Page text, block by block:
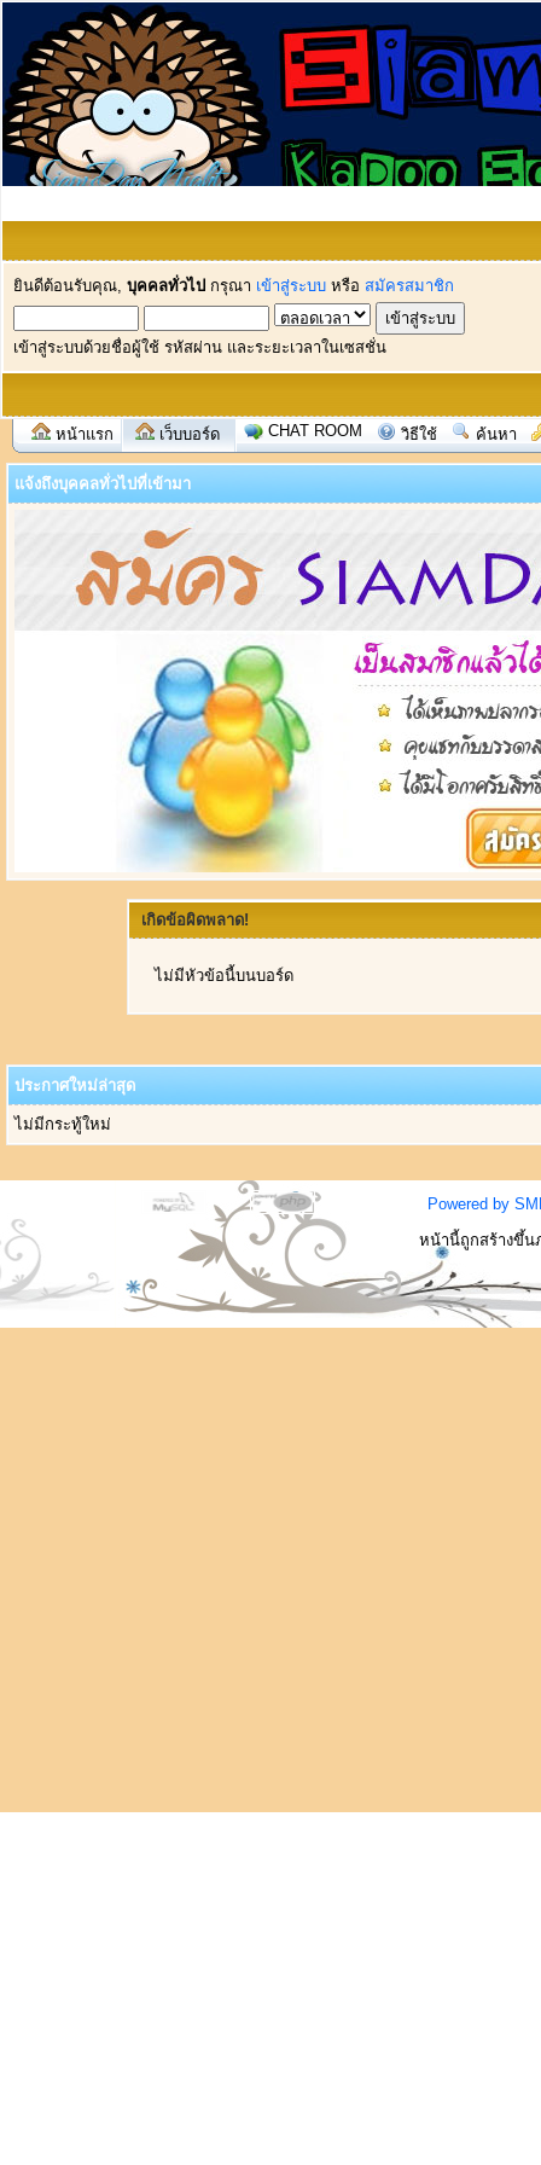
ยินดีต้อนรับคุณ, บุคคลทั่วไป กรุณา เข้าสู่ระบบ หรือ สมัครสมาชิก
เข้าสู่ระบบด้วยชื่อผู้ใช้ รหัสผ่าน และระยะเวลาในเซสชั่น
หน้าแรก เว็บบอร์ด CHAT ROOM วิธีใช้ ค้นหา
แจ้งถึงบุคคลทั่วไปที่เข้ามา
เกิดข้อผิดพลาด!
ไม่มีหัวข้อนี้บนบอร์ด
ประกาศใหม่ล่าสุด
ไม่มีกระทู้ใหม่
Powered by
หน้านี้ถูกสร้างขึ้น